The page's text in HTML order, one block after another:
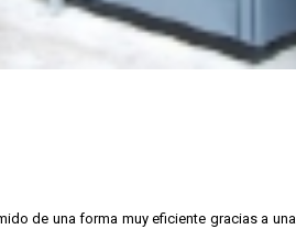
de una forma muy eficiente gracias a una